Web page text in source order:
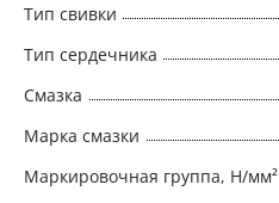
Тип свивки
Тип сердечника
Смазка
Марка смазки
Маркировочная группа, Н/мм²